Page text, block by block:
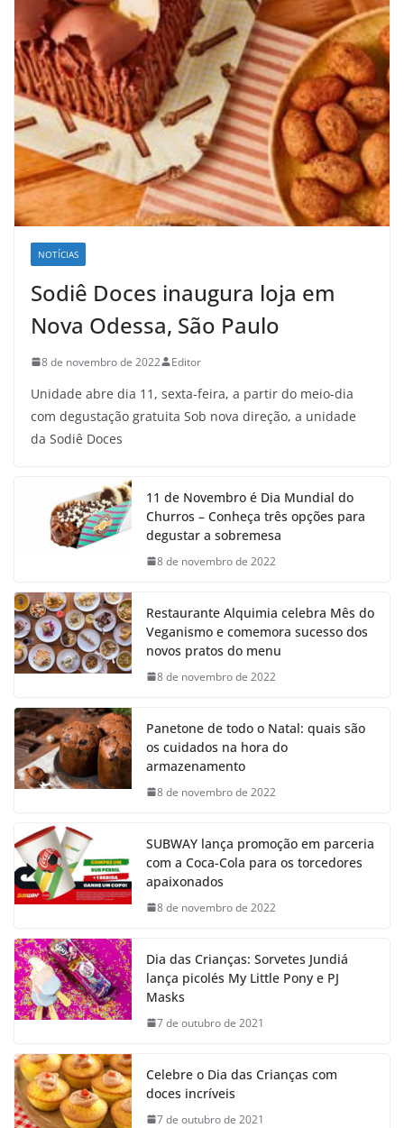
NOTÍCIAS
Sodiê Doces inaugura loja em
Nova Odessa, São Paulo
8 de novembro de 2022 Editor
Unidade abre dia 11, sexta-feira, a partir do meio-dia
com degustação gratuita Sob nova direção, a unidade
da Sodiê Doces
11 de Novembro é Dia Mundial do
Churros – Conheça três opções para
degustar a sobremesa
8 de novembro de 2022
Restaurante Alquimia celebra Mês do
Veganismo e comemora sucesso dos
novos pratos do menu
8 de novembro de 2022
Panetone de todo o Natal: quais são
os cuidados na hora do
armazenamento
8 de novembro de 2022
SUBWAY lança promoção em parceria
com a Coca-Cola para os torcedores
apaixonados
8 de novembro de 2022
Dia das Crianças: Sorvetes Jundiá
lança picolés My Little Pony e PJ
Masks
7 de outubro de 2021
Celebre o Dia das Crianças com
doces incríveis
7 de outubro de 2021